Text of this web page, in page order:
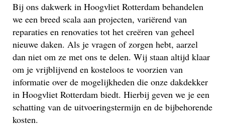
Bij ons dakwerk in Hoogvliet Rotterdam behandelen
we een breed scala aan projecten, variërend van
reparaties en renovaties tot het creëren van geheel
nieuwe daken. Als je vragen of zorgen hebt, aarzel
dan niet om ze met ons te delen. Wij staan altijd klaar
om je vrijblijvend en kosteloos te voorzien van
informatie over de mogelijkheden die onze dakdekker
in Hoogvliet Rotterdam biedt. Hierbij geven we je een
schatting van de uitvoeringstermijn en de bijbehorende
kosten.